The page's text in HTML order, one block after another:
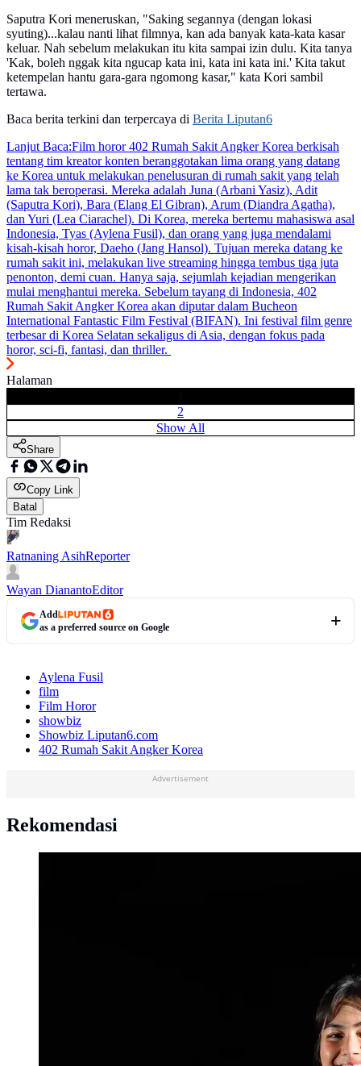
Saputra Kori meneruskan, "Saking segannya (dengan lokasi
syuting)...kalau nanti lihat filmnya, kan ada banyak kata-kata kasar
keluar. Nah sebelum melakukan itu kita sampai izin dulu. Kita tanya
'Kak, boleh nggak kita ngucap kata ini, kata ini kata ini.' Kita takut
ketempelan hantu gara-gara ngomong kasar," kata Kori sambil
tertawa.
Baca berita terkini dan terpercaya di Berita Liputan6
Lanjut Baca:Film horor 402 Rumah Sakit Angker Korea berkisah
tentang tim kreator konten beranggotakan lima orang yang datang
ke Korea untuk melakukan penelusuran di rumah sakit yang telah
lama tak beroperasi. Mereka adalah Juna (Arbani Yasiz), Adit
(Saputra Kori), Bara (Elang El Gibran), Arum (Diandra Agatha),
dan Yuri (Lea Ciarachel). Di Korea, mereka bertemu mahasiswa asal
Indonesia, Tyas (Aylena Fusil), dan orang yang juga mendalami
kisah-kisah horor, Daeho (Jang Hansol). Tujuan mereka datang ke
rumah sakit ini, melakukan live streaming hingga tembus tiga juta
penonton, demi cuan. Hanya saja, sejumlah kejadian mengerikan
mulai menghantui mereka. Sebelum tayang di Indonesia, 402
Rumah Sakit Angker Korea akan diputar dalam Bucheon
International Fantastic Film Festival (BIFAN). Ini festival film genre
terbesar di Korea Selatan sekaligus di Asia, dengan fokus pada
horor, sci-fi, fantasi, dan thriller.
Halaman
2
Show All
Share
Copy Link
Batal
Tim Redaksi
Ratnaning AsihReporter
Wayan DianantoEditor
Add
as a preferred source on Google
Aylena Fusil
film
Film Horor
showbiz
Showbiz Liputan6.com
402 Rumah Sakit Angker Korea
Advertisement
Rekomendasi